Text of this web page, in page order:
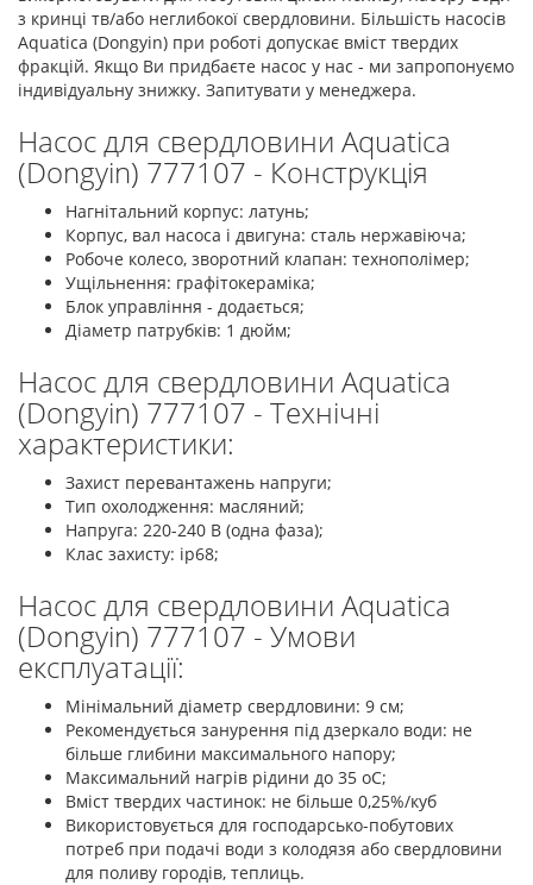
з кринці тв/або неглибокої свердловини. Більшість насосів
Aquatica (Dongyin) при роботі допускає вміст твердих
фракцій. Якщо Ви придбаєте насос у нас - ми запропонуємо
індивідуальну знижку. Запитувати у менеджера.
Насос для свердловини Aquatica
(Dongyin) 777107 - Конструкція
Нагнітальний корпус: латунь;
Корпус, вал насоса і двигуна: сталь нержавіюча;
Робоче колесо, зворотний клапан: технополімер;
Ущільнення: графітокераміка;
Блок управління - додається;
Діаметр патрубків: 1 дюйм;
Насос для свердловини Aquatica
(Dongyin) 777107 - Технічні
характеристики:
Захист перевантажень напруги;
Тип охолодження: масляний;
Напруга: 220-240 В (одна фаза);
Клас захисту: ip68;
Насос для свердловини Aquatica
(Dongyin) 777107 - Умови
експлуатації:
Мінімальний діаметр свердловини: 9 см;
Рекомендується занурення під дзеркало води: не
більше глибини максимального напору;
Максимальний нагрів рідини до 35 оС;
Вміст твердих частинок: не більше 0,25%/куб
Використовується для господарсько-побутових
потреб при подачі води з колодязя або свердловини
для поливу городів, теплиць.